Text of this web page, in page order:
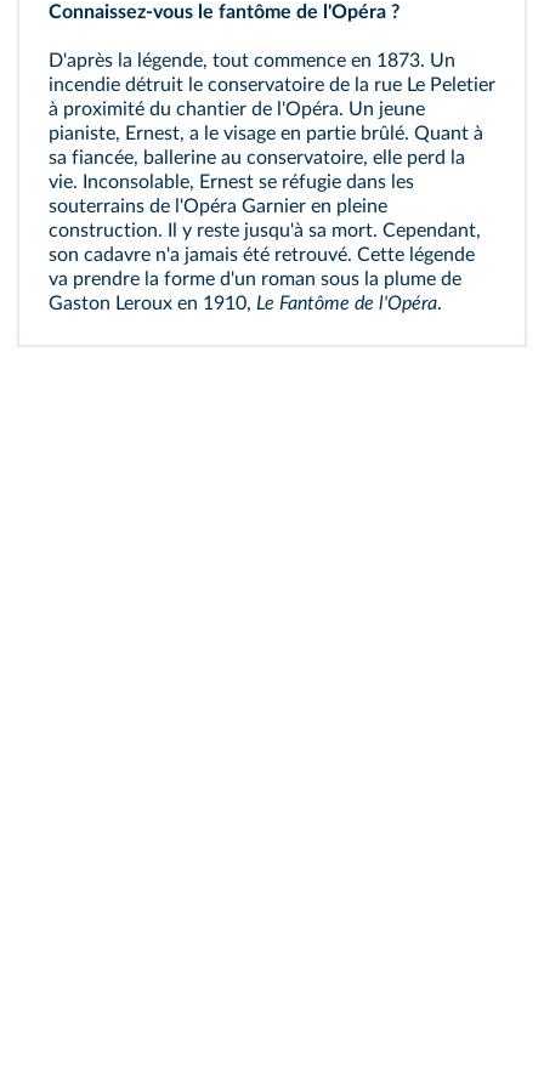
Connaissez-vous le fantôme de l'Opéra ?
D'après la légende, tout commence en 1873. Un
incendie détruit le conservatoire de la rue Le Peletier
à proximité du chantier de l'Opéra. Un jeune
pianiste, Ernest, a le visage en partie brûlé. Quant à
sa fiancée, ballerine au conservatoire, elle perd la
vie. Inconsolable, Ernest se réfugie dans les
souterrains de l'Opéra Garnier en pleine
construction. Il y reste jusqu'à sa mort. Cependant,
son cadavre n'a jamais été retrouvé. Cette légende
va prendre la forme d'un roman sous la plume de
Gaston Leroux en 1910, Le Fantôme de l'Opéra.